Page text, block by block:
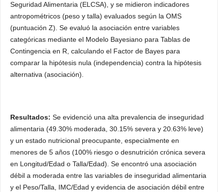
Seguridad Alimentaria (ELCSA), y se midieron indicadores
antropométricos (peso y talla) evaluados según la OMS
(puntuación Z). Se evaluó la asociación entre variables
categóricas mediante el Modelo Bayesiano para Tablas de
Contingencia en R, calculando el Factor de Bayes para
comparar la hipótesis nula (independencia) contra la hipótesis
alternativa (asociación).
Resultados: Se evidenció una alta prevalencia de inseguridad
alimentaria (49.30% moderada, 30.15% severa y 20.63% leve)
y un estado nutricional preocupante, especialmente en
menores de 5 años (100% riesgo o desnutrición crónica severa
en Longitud/Edad o Talla/Edad). Se encontró una asociación
débil a moderada entre las variables de inseguridad alimentaria
y el Peso/Talla, IMC/Edad y evidencia de asociación débil entre